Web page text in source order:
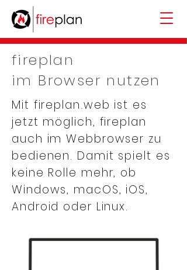
fireplan
im Browser nutzen
Mit fireplan.web ist es
jetzt möglich, fireplan
auch im Webbrowser zu
bedienen. Damit spielt es
keine Rolle mehr, ob
Windows, macOS, iOS,
Android oder Linux.